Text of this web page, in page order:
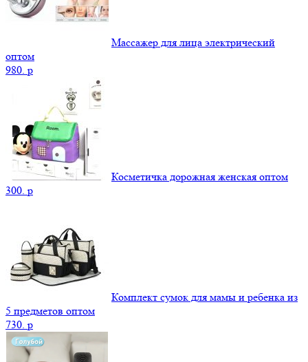
Массажер для лица электрический
оптом
980. p
Косметичка дорожная женская оптом
300. p
Комплект сумок для мамы и ребенка из
5 предметов оптом
730. p